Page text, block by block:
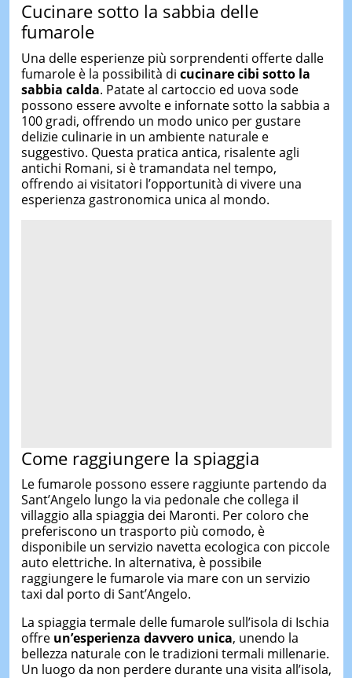
Cucinare sotto la sabbia delle
fumarole
Una delle esperienze più sorprendenti offerte dalle
fumarole è la possibilità di cucinare cibi sotto la
sabbia calda. Patate al cartoccio ed uova sode
possono essere avvolte e infornate sotto la sabbia a
100 gradi, offrendo un modo unico per gustare
delizie culinarie in un ambiente naturale e
suggestivo. Questa pratica antica, risalente agli
antichi Romani, si è tramandata nel tempo,
offrendo ai visitatori l’opportunità di vivere una
esperienza gastronomica unica al mondo.
Come raggiungere la spiaggia
Le fumarole possono essere raggiunte partendo da
Sant’Angelo lungo la via pedonale che collega il
villaggio alla spiaggia dei Maronti. Per coloro che
preferiscono un trasporto più comodo, è
disponibile un servizio navetta ecologica con piccole
auto elettriche. In alternativa, è possibile
raggiungere le fumarole via mare con un servizio
taxi dal porto di Sant’Angelo.
La spiaggia termale delle fumarole sull’isola di Ischia
offre un’esperienza davvero unica, unendo la
bellezza naturale con le tradizioni termali millenarie.
Un luogo da non perdere durante una visita all’isola,